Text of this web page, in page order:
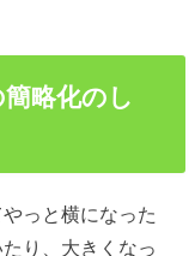
略化のし
っと横になった
り、大きくなっ